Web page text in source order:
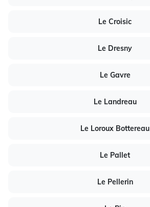
Le Croisic
Le Dresny
Le Gavre
Le Landreau
Le Loroux Bottereau
Le Pallet
Le Pellerin